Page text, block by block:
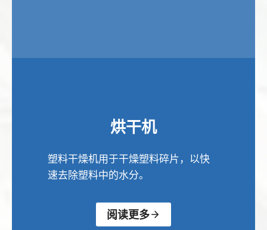
烘干机
塑料干燥机用于干燥塑料碎片，以快
速去除塑料中的水分。
阅读更多